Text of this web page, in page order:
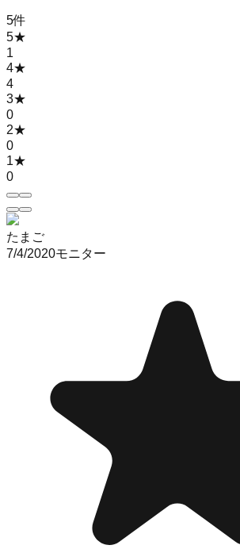
5件
5★
1
4★
4
3★
0
2★
0
1★
0
たまご
7/4/2020モニター